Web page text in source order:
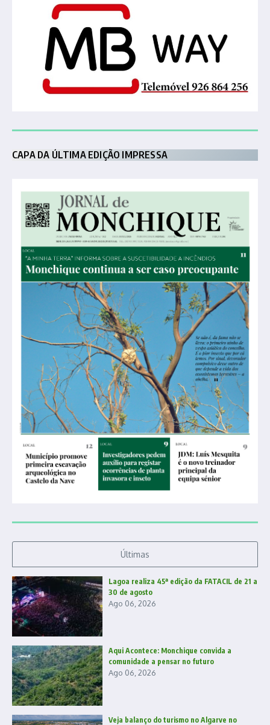
CAPA DA ÚLTIMA EDIÇÃO IMPRESSA
Últimas
Lagoa realiza 45ª edição da FATACIL de 21 a
30 de agosto
Ago 06, 2026
Aqui Acontece: Monchique convida a
comunidade a pensar no futuro
Ago 06, 2026
Veja balanço do turismo no Algarve no